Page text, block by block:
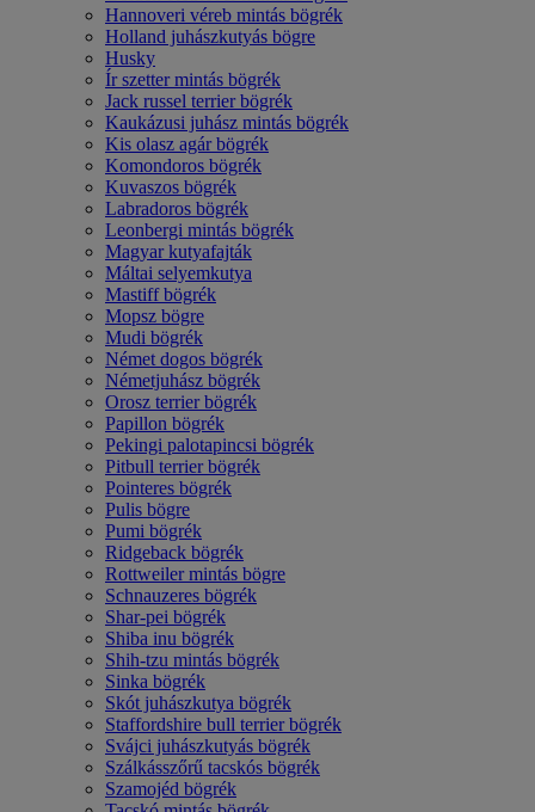
Hannoveri véreb mintás bögrék
Holland juhászkutyás bögre
Husky
Ír szetter mintás bögrék
Jack russel terrier bögrék
Kaukázusi juhász mintás bögrék
Kis olasz agár bögrék
Komondoros bögrék
Kuvaszos bögrék
Labradoros bögrék
Leonbergi mintás bögrék
Magyar kutyafajták
Máltai selyemkutya
Mastiff bögrék
Mopsz bögre
Mudi bögrék
Német dogos bögrék
Németjuhász bögrék
Orosz terrier bögrék
Papillon bögrék
Pekingi palotapincsi bögrék
Pitbull terrier bögrék
Pointeres bögrék
Pulis bögre
Pumi bögrék
Ridgeback bögrék
Rottweiler mintás bögre
Schnauzeres bögrék
Shar-pei bögrék
Shiba inu bögrék
Shih-tzu mintás bögrék
Sinka bögrék
Skót juhászkutya bögrék
Staffordshire bull terrier bögrék
Svájci juhászkutyás bögrék
Szálkásszőrű tacskós bögrék
Szamojéd bögrék